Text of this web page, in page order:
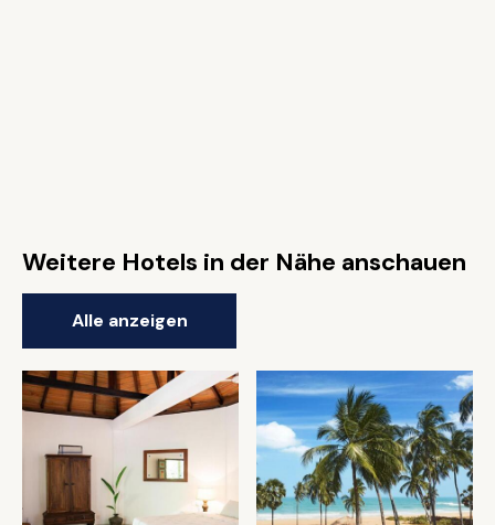
Weitere Hotels in der Nähe anschauen
Alle anzeigen